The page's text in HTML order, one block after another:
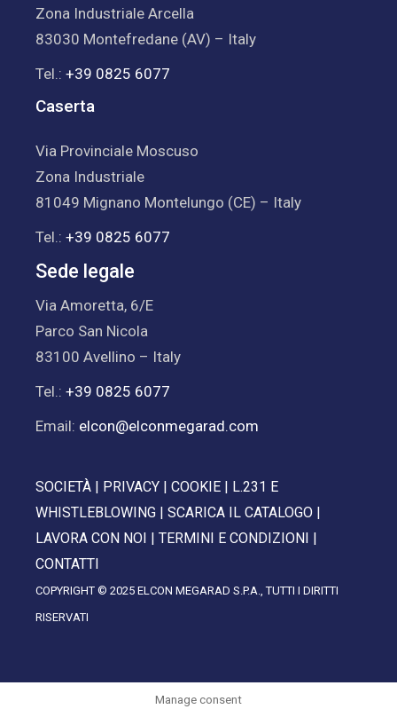
Zona Industriale Arcella
83030 Montefredane (AV) – Italy
Tel.:+39 0825 6077
Caserta
Via Provinciale Moscuso
Zona Industriale
81049 Mignano Montelungo (CE) – Italy
Tel.:+39 0825 6077
Sede legale
Via Amoretta, 6/E
Parco San Nicola
83100 Avellino – Italy
Tel.:+39 0825 6077
Email: elcon@elconmegarad.com
SOCIETÀ | PRIVACY |COOKIE | L.231 E
WHISTLEBLOWING |SCARICA IL CATALOGO |
LAVORA CON NOI |TERMINI E CONDIZIONI |
CONTATTI
COPYRIGHT © 2025 ELCON MEGARAD S.P.A., TUTTI I DIRITTI
RISERVATI
Manage consent